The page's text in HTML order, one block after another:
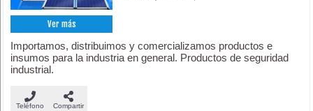
Ver más
Importamos, distribuimos y comercializamos productos e
insumos para la industria en general. Productos de seguridad
industrial.
Teléfono Compartir